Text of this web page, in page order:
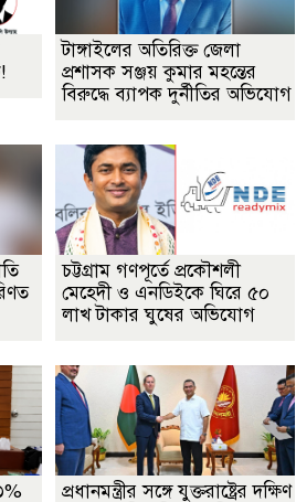
টাঙ্গাইলের অতিরিক্ত জেলা
প্রশাসক সঞ্জয় কুমার মহন্তের
বিরুদ্ধে ব্যাপক দুর্নীতির অভিযোগ
চট্টগ্রাম গণপূর্তে প্রকৌশলী
মেহেদী ও এনডিইকে ঘিরে ৫০
লাখ টাকার ঘুষের অভিযোগ
প্রধানমন্ত্রীর সঙ্গে যুক্তরাষ্ট্রের দক্ষিণ